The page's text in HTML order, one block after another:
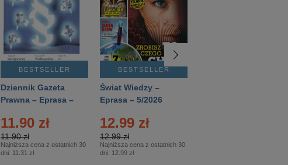
BESTSELLER
Dziennik Gazeta
Prawna – Eprasa –
11.90 zł
11.90 zł
Najniższa cena z ostatnich 30
dni: 11.31 zł
BESTSELLER
Świat Wiedzy –
Eprasa – 5/2026
12.99 zł
12.99 zł
Najniższa cena z ostatnich 30
dni: 12.99 zł